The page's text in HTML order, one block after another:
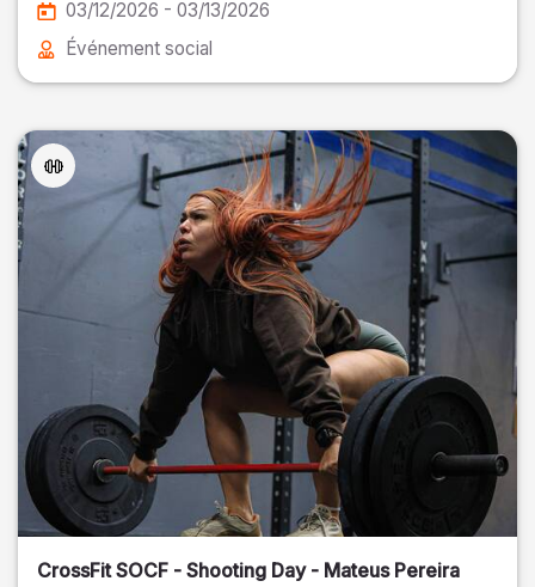
03/12/2026 - 03/13/2026
Événement social
CrossFit SOCF - Shooting Day - Mateus Pereira